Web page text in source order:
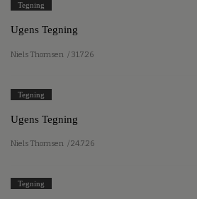
Tegning
Ugens Tegning
Niels Thomsen / 31.7.26
Tegning
Ugens Tegning
Niels Thomsen / 24.7.26
Tegning